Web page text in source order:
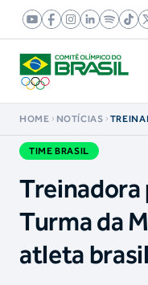
HOME NOTÍCIAS
TIME BRASIL
Treinadora
Turma da
atleta